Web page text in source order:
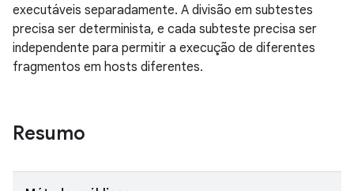
executáveis separadamente. A divisão em subtestes
precisa ser determinista, e cada subteste precisa ser
independente para permitir a execução de diferentes
fragmentos em hosts diferentes.
Resumo